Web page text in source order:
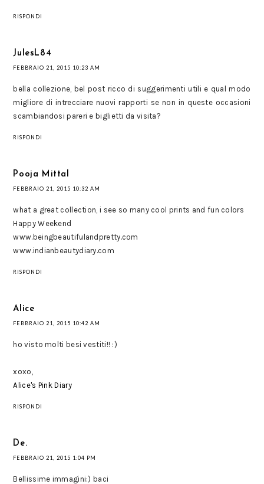
RISPONDI
JulesL84
FEBBRAIO 21, 2015 10:23 AM
bella collezione, bel post ricco di suggerimenti utili e qual modo
migliore di intrecciare nuovi rapporti se non in queste occasioni
scambiandosi pareri e biglietti da visita?
RISPONDI
Pooja Mittal
FEBBRAIO 21, 2015 10:32 AM
what a great collection, i see so many cool prints and fun colors
Happy Weekend
www.beingbeautifulandpretty.com
www.indianbeautydiary.com
RISPONDI
Alice
FEBBRAIO 21, 2015 10:42 AM
ho visto molti besi vestiti!! :)
xoxo,
Alice's Pink Diary
RISPONDI
De.
FEBBRAIO 21, 2015 1:04 PM
Bellissime immagini:) baci